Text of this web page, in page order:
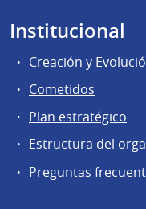
Institucional
Creación y
Cometidos
Plan estratégico
Estructura del
Preguntas